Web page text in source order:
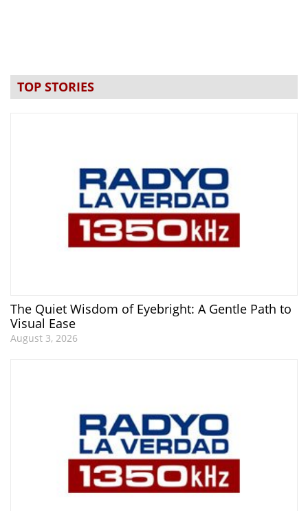
TOP STORIES
The Quiet Wisdom of Eyebright: A Gentle Path to
Visual Ease
August 3, 2026